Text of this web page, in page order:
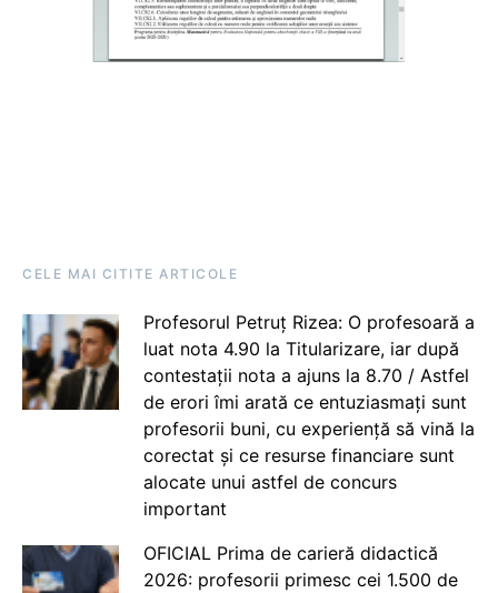
CELE MAI CITITE ARTICOLE
Profesorul Petruț Rizea: O profesoară a
luat nota 4.90 la Titularizare, iar după
contestații nota a ajuns la 8.70 / Astfel
de erori îmi arată ce entuziasmați sunt
profesorii buni, cu experiență să vină la
corectat și ce resurse financiare sunt
alocate unui astfel de concurs
important
OFICIAL Prima de carieră didactică
2026: profesorii primesc cei 1.500 de